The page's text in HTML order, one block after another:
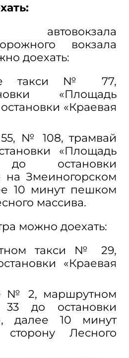
автовокзала
вокзала
доехать:
такси №
77,
«Площадь
остановки «Краевая
55, №
108, трамвай
«Площадь
до
остановки
на Змеиногорском
10 минут пешком
массива.
можно доехать:
такси №
29,
«Краевая
№
2, маршрутном
33 до
остановки
далее 10
минут
сторону Лесного